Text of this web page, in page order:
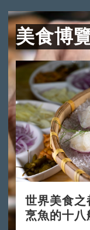
美食博
世界美食之
烹魚的十八